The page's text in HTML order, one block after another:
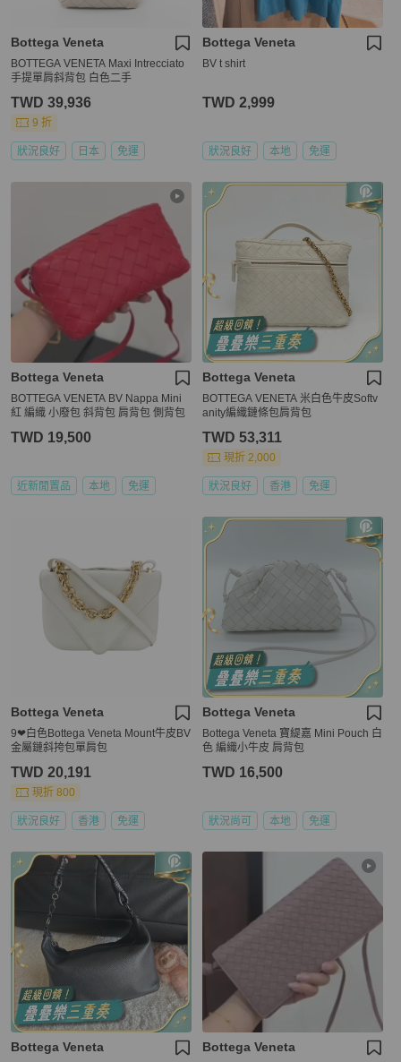
Bottega Veneta
BOTTEGA VENETA Maxi Intrecciato
手提單肩斜背包 白色二手
TWD 39,936
9 折
狀況良好 日本 免運
Bottega Veneta
BV t shirt
TWD 2,999
狀況良好 本地 免運
Bottega Veneta
BOTTEGA VENETA BV Nappa Mini
紅 編織 小廢包 斜背包 肩背包 側背包
TWD 19,500
近新閒置品 本地 免運
Bottega Veneta
BOTTEGA VENETA 米白色牛皮Softv
anity編織鏈條包肩背包
TWD 53,311
現折 2,000
狀況良好 香港 免運
Bottega Veneta
9❤白色Bottega Veneta Mount牛皮BV
金屬鏈斜挎包單肩包
TWD 20,191
現折 800
狀況良好 香港 免運
Bottega Veneta
Bottega Veneta 寶緹嘉 Mini Pouch 白
色 編織小牛皮 肩背包
TWD 16,500
狀況尚可 本地 免運
Bottega Veneta Bottega Veneta